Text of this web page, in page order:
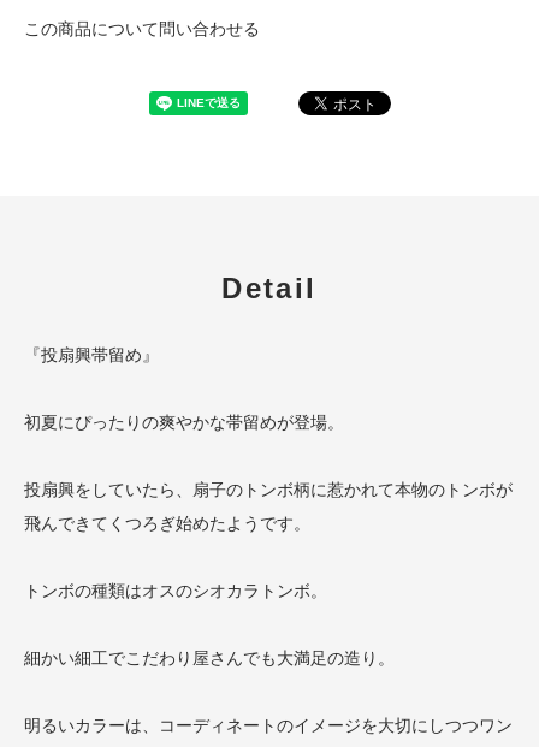
この商品について問い合わせる
Detail
『投扇興帯留め』
初夏にぴったりの爽やかな帯留めが登場。
投扇興をしていたら、扇子のトンボ柄に惹かれて本物のトンボが
飛んできてくつろぎ始めたようです。
トンボの種類はオスのシオカラトンボ。
細かい細工でこだわり屋さんでも大満足の造り。
明るいカラーは、コーディネートのイメージを大切にしつつワン